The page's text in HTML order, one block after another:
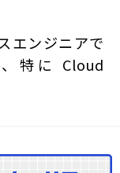
エンジニアで
特に Cloud